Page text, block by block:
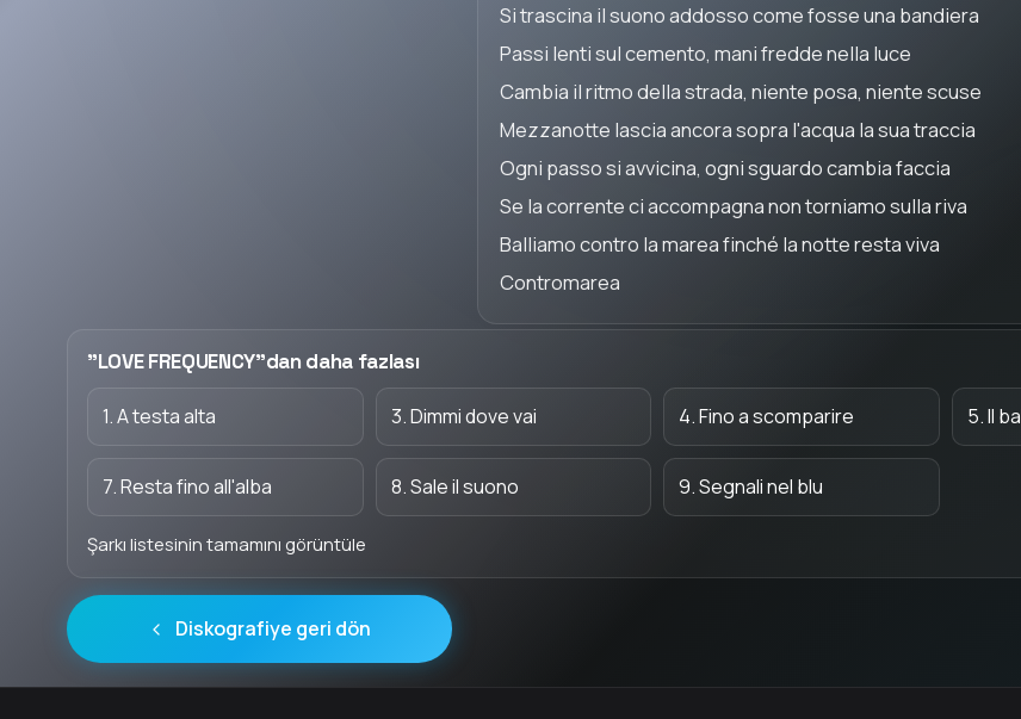
Si trascina il suono addosso come fosse una bandiera
Passi lenti sul cemento, mani fredde nella luce
Cambia il ritmo della strada, niente posa, niente scuse
Mezzanotte lascia ancora sopra l'acqua la sua traccia
Ogni passo si avvicina, ogni sguardo cambia faccia
Se la corrente ci accompagna non torniamo sulla riva
Balliamo contro la marea finché la notte resta viva
Contromarea
"LOVE FREQUENCY"dan daha fazlası
1. A testa alta 3. Dimmi dove vai 4. Fino a scomparire 5. Il
7. Resta fino all'alba 8. Sale il suono 9. Segnali nel blu
Şarkı listesinin tamamını görüntüle
Diskografiye geri dön